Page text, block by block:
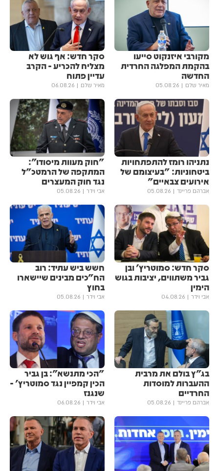
מקורבי איזנקוט סייעו
בהקמת המפלגה החרדית
החדשה
מאיר שלם 05.08.26
סקר חדש: אף גוש לא
מצליח להכריע - הקרב
עדיין פתוח
מאיר שלם 06.08.26
נתניהו רומז להתפתחויות
ביטחוניות: "בעיצומם של
אירועים צבאיים"
אברהם פריינד 05.08.26
"חוק מעוות מיסודו":
המתקפה של הרמטכ"ל
נגד חוק המעצרים
אבי וידר 05.08.26
סקר חדש: סמוטריץ' ובן
גביר משתווים, יציבות בגוש
הימין
אבי וידר 04.08.26
חשש ביש עתיד: רוב
הח"כים מבינים שיישארו
בחוץ
אבי וידר 05.08.26
בג"ץ בולם את מרבית
ההעברות למוסדות
החרדיים
אברהם פריינד 05.08.26
"הכי מתנשא": בן גביר
הכין קמפיין נגד סמוטריץ' -
שנגנז
אבי וידר 06.08.26